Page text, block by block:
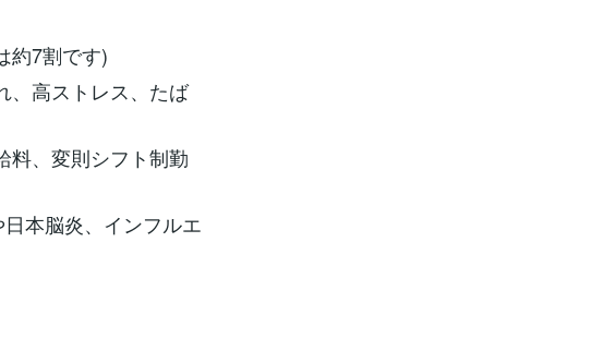
約7割です)
、高ストレス、たば
料、変則シフト制勤
本脳炎、インフルエ